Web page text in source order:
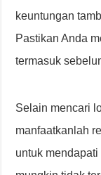
keuntungan
Pastikan Anda
termasuk
Selain mencari
manfaatkanlah
untuk